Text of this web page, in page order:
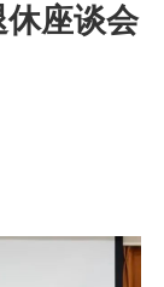
座谈会